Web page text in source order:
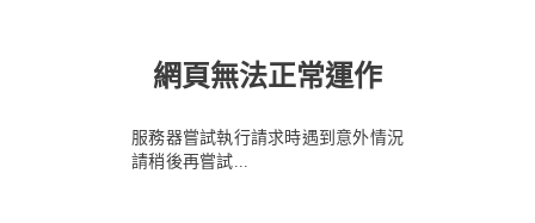
網頁無法正常運作
服務器嘗試執行請求時遇到意外情況
請稍後再嘗試...